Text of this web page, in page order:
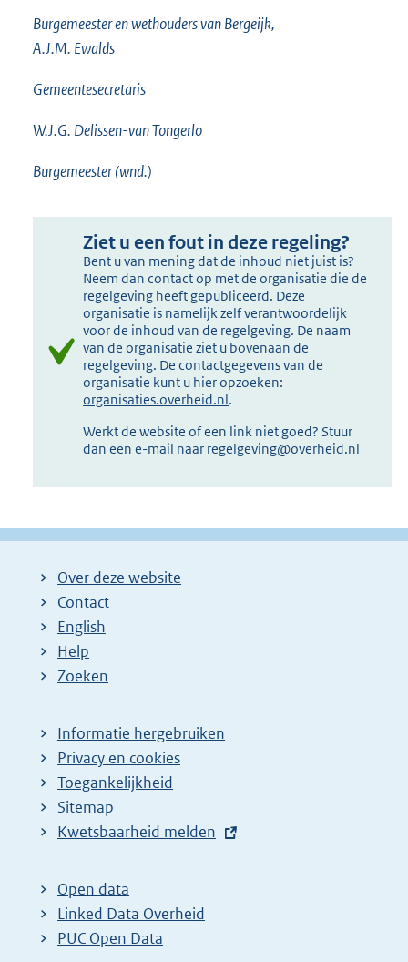
Burgemeester en wethouders van Bergeijk,
A.J.M. Ewalds
Gemeentesecretaris
W.J.G. Delissen-van Tongerlo
Burgemeester (wnd.)
Ziet u een fout in deze regeling?
Bent u van mening dat de inhoud niet juist is?
Neem dan contact op met de organisatie die de
regelgeving heeft gepubliceerd. Deze
organisatie is namelijk zelf verantwoordelijk
voor de inhoud van de regelgeving. De naam
van de organisatie ziet u bovenaan de
regelgeving. De contactgegevens van de
organisatie kunt u hier opzoeken:
organisaties.overheid.nl.
Werkt de website of een link niet goed? Stuur
dan een e-mail naar regelgeving@overheid.nl
Over deze website
Contact
English
Help
Zoeken
Informatie hergebruiken
Privacy en cookies
Toegankelijkheid
Sitemap
E
t
e
r
Kwetsbaarheid melden
Open data
Linked Data Overheid
PUC Open Data